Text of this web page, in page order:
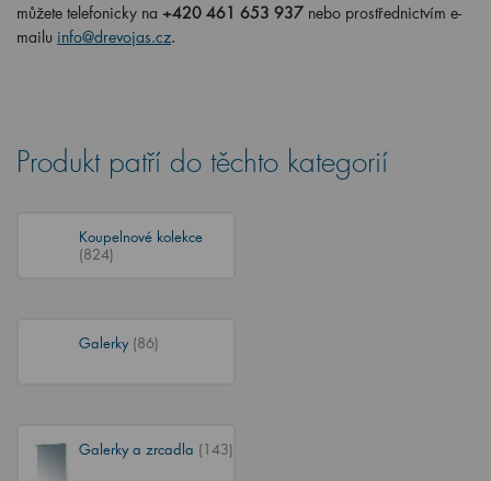
můžete telefonicky na +420 461 653 937 nebo prostřednictvím e-
mailu info@drevojas.cz.
Produkt patří do těchto kategorií
Koupelnové kolekce
(824)
Galerky (86)
Galerky a zrcadla (143)